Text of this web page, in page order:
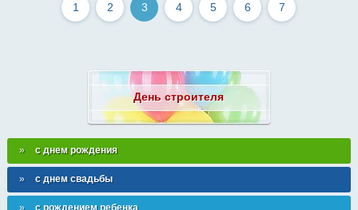
1 2 3 4 5 6 7
День строителя
с днем рождения
с днем свадьбы
с рождением ребенка